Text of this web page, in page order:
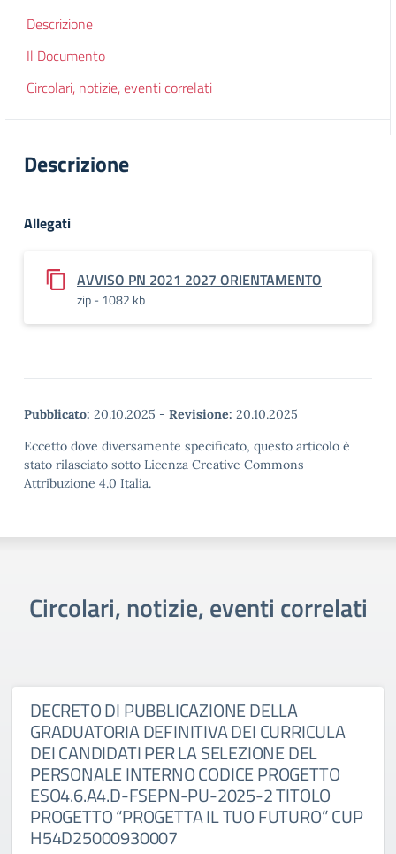
Descrizione
Il Documento
Circolari, notizie, eventi correlati
Descrizione
Allegati
AVVISO PN 2021 2027 ORIENTAMENTO
zip - 1082 kb
Pubblicato: 20.10.2025 - Revisione: 20.10.2025
Eccetto dove diversamente specificato, questo articolo è
stato rilasciato sotto Licenza Creative Commons
Attribuzione 4.0 Italia.
Circolari, notizie, eventi correlati
DECRETO DI PUBBLICAZIONE DELLA
GRADUATORIA DEFINITIVA DEI CURRICULA
DEI CANDIDATI PER LA SELEZIONE DEL
PERSONALE INTERNO CODICE PROGETTO
ESO4.6.A4.D-FSEPN-PU-2025-2 TITOLO
PROGETTO “PROGETTA IL TUO FUTURO” CUP
H54D25000930007